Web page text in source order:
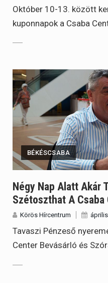
Október 10-13. között
kuponnapok a Csaba
BÉKÉSCSABA
Négy Nap Alatt Akár
Szétoszthat A
Körös Hírcentrum
Tavaszi Pénzeső
Center Bevásárló és